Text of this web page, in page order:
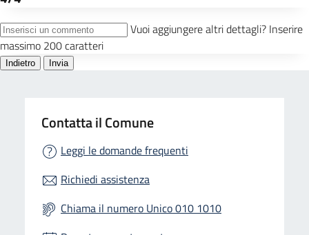
Contatta il Comune
Leggi le domande frequenti
Richiedi assistenza
Chiama il numero Unico 010 1010